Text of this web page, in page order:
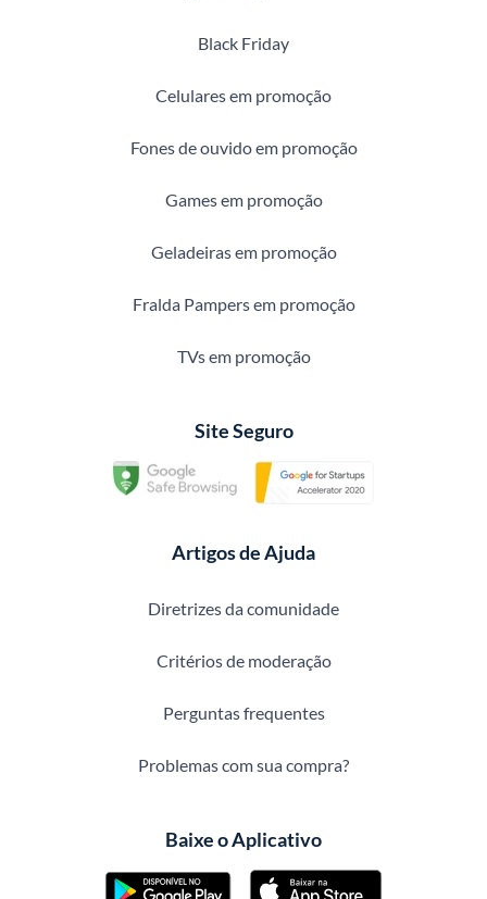
Black Friday
Celulares em promoção
Fones de ouvido em promoção
Games em promoção
Geladeiras em promoção
Fralda Pampers em promoção
TVs em promoção
Site Seguro
Artigos de Ajuda
Diretrizes da comunidade
Critérios de moderação
Perguntas frequentes
Problemas com sua compra?
Baixe o Aplicativo